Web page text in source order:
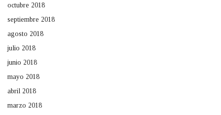
octubre 2018
septiembre 2018
agosto 2018
julio 2018
junio 2018
mayo 2018
abril 2018
marzo 2018